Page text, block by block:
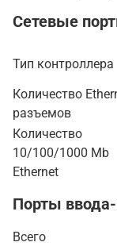
Сетевые
Тип контроллера
Количество
разъемов
Количество
10/100/1000 Mb
Ethernet
Порты
Всего